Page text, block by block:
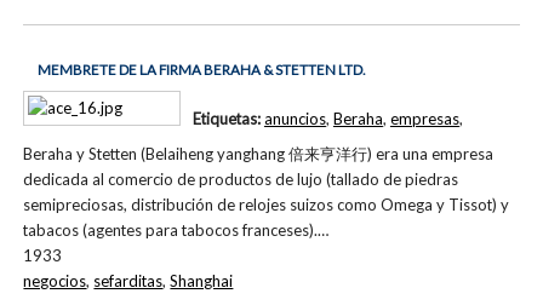
MEMBRETE DE LA FIRMA BERAHA & STETTEN LTD.
Beraha y Stetten (Belaiheng yanghang 倍来亨洋行) era una empresa
dedicada al comercio de productos de lujo (tallado de piedras
semipreciosas, distribución de relojes suizos como Omega y Tissot) y
tabacos (agentes para tabocos franceses).…
1933
Etiquetas:anuncios, Beraha, empresas,
negocios, sefarditas,Shanghai